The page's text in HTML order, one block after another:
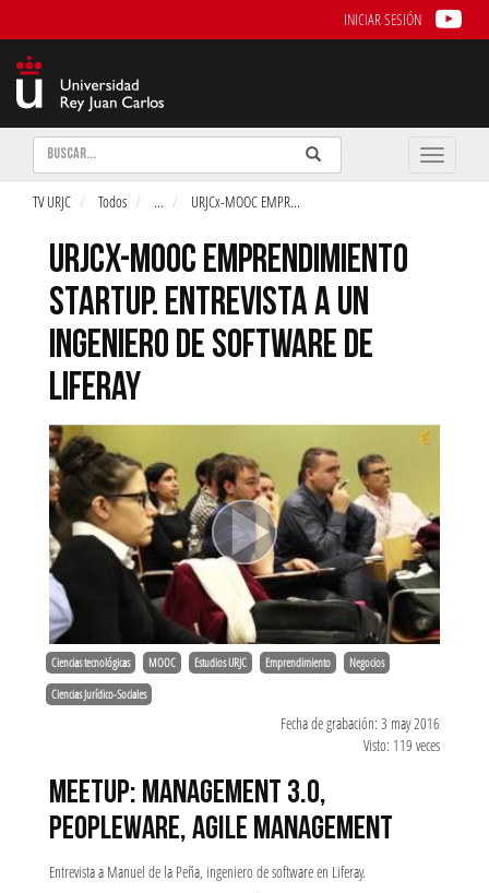
INICIAR SESIÓN
Buscar Enviar
Buscar
Toggle
TV URJC Todos ... URJCx-MOOC EMPR...
URJCX-MOOC EMPRENDIMIENTO
STARTUP. ENTREVISTA A UN
INGENIERO DE SOFTWARE DE
LIFERAY
Ciencias tecnológicas MOOC Estudios URJC Emprendimiento Negocios
Ciencias Jurídico-Sociales
Fecha de grabación: 3 may 2016
Visto: 119 veces
MEETUP: MANAGEMENT 3.0,
PEOPLEWARE, AGILE MANAGEMENT
Entrevista a Manuel de la Peña, ingeniero de software en Liferay.